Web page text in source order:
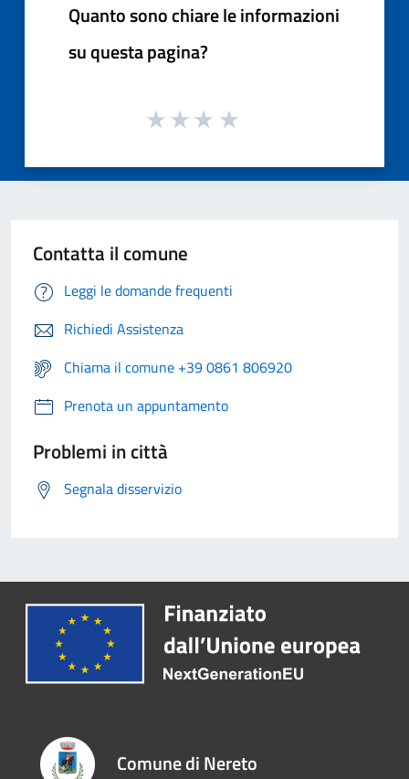
Quanto sono chiare le informazioni
su questa pagina?
Contatta il comune
Leggi le domande frequenti
Richiedi Assistenza
Chiama il comune +39 0861 806920
Prenota un appuntamento
Problemi in città
Segnala disservizio
Comune di Nereto